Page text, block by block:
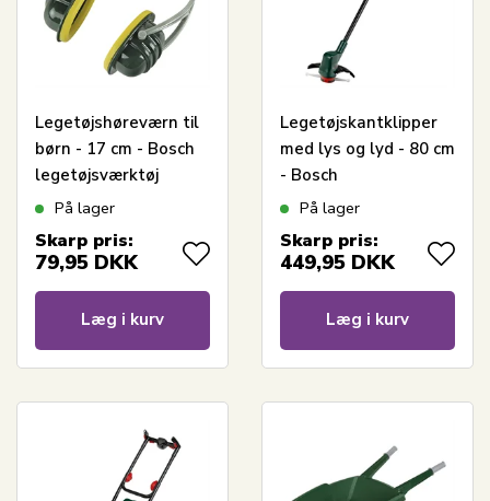
Legetøjshøreværn til
børn - 17 cm - Bosch
legetøjsværktøj
På lager
Skarp pris:
79,95 DKK
Læg i kurv
Legetøjskantklipper
med lys og lyd - 80 cm
- Bosch
legetøjsværktøj
På lager
Skarp pris:
449,95 DKK
Læg i kurv